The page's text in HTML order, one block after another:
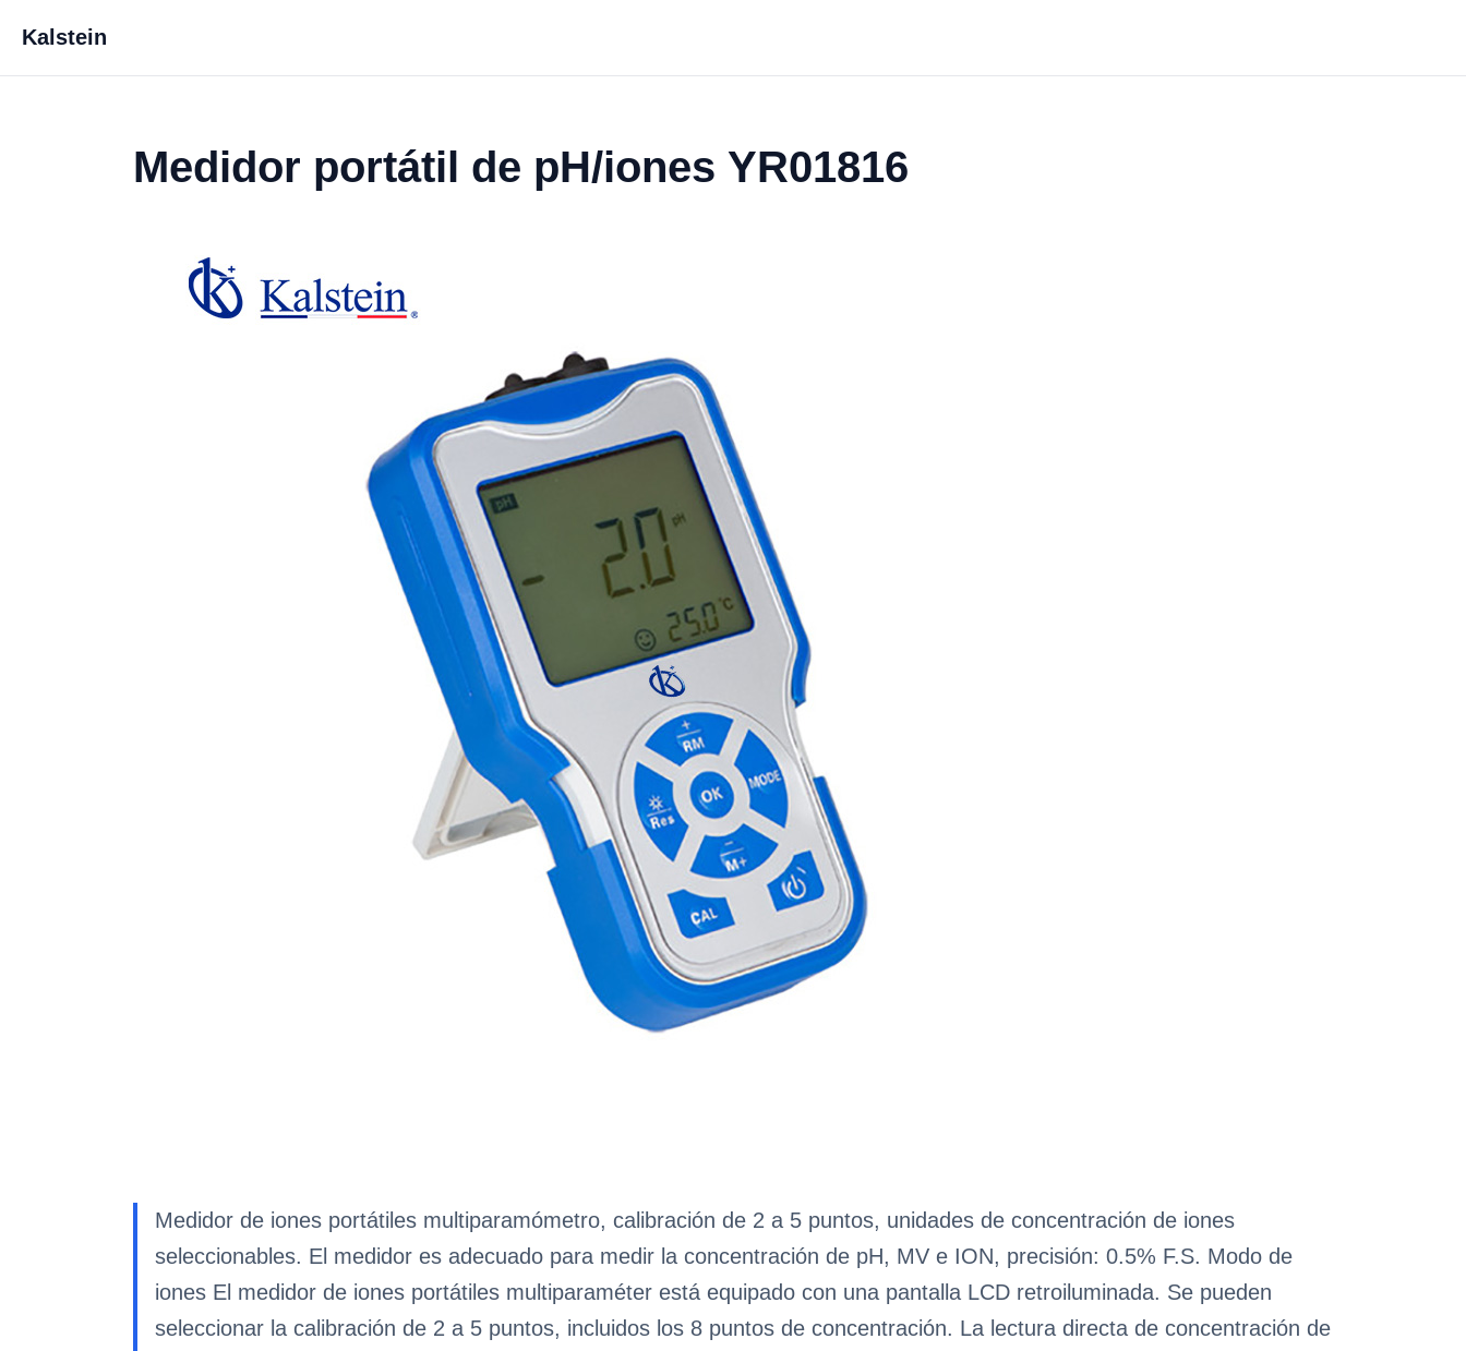
Kalstein
Medidor portátil de pH/iones YR01816
Medidor de iones portátiles multiparamómetro, calibración de 2 a 5 puntos, unidades de concentración de iones
seleccionables. El medidor es adecuado para medir la concentración de pH, MV e ION, precisión: 0.5% F.S. Modo de
iones El medidor de iones portátiles multiparaméter está equipado con una pantalla LCD retroiluminada. Se pueden
seleccionar la calibración de 2 a 5 puntos, incluidos los 8 puntos de concentración. La lectura directa de concentración de